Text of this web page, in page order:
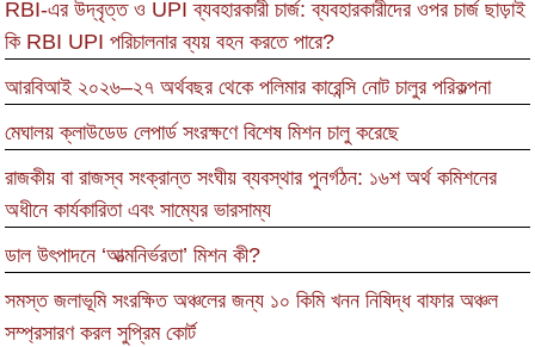
RBI-এর উদ্বৃত্ত ও UPI ব্যবহারকারী চার্জ: ব্যবহারকারীদের ওপর চার্জ ছাড়াই
কি RBI UPI পরিচালনার ব্যয় বহন করতে পারে?
আরবিআই ২০২৬–২৭ অর্থবছর থেকে পলিমার কারেন্সি নোট চালুর পরিকল্পনা
মেঘালয় ক্লাউডেড লেপার্ড সংরক্ষণে বিশেষ মিশন চালু করেছে
রাজকীয় বা রাজস্ব সংক্রান্ত সংঘীয় ব্যবস্থার পুনর্গঠন: ১৬শ অর্থ কমিশনের
অধীনে কার্যকারিতা এবং সাম্যের ভারসাম্য
ডাল উৎপাদনে ‘আত্মনির্ভরতা’ মিশন কী?
সমস্ত জলাভূমি সংরক্ষিত অঞ্চলের জন্য ১০ কিমি খনন নিষিদ্ধ বাফার অঞ্চল
সম্প্রসারণ করল সুপ্রিম কোর্ট